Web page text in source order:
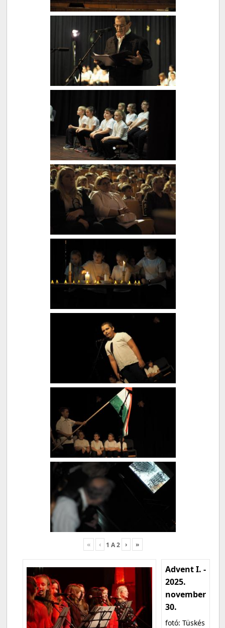
« ‹ 1 A2 › »
Advent I. -
2025.
november
30.
fotó: Tüskés